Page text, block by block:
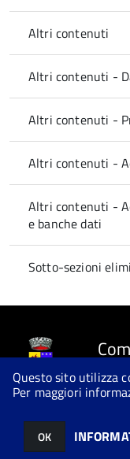
Questo sito utilizza
Per maggiori
OK
Altri contenuti
Altri contenuti -
Altri contenuti -
Altri contenuti -
Altri contenuti -
e banche dati
Sotto-sezioni